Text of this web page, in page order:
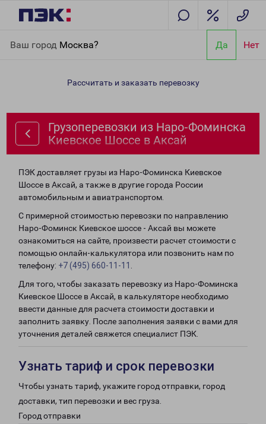
Ваш город Москва? Да Нет
Киевское Шоссе в Аксай
Рассчитать и заказать перевозку
Грузоперевозки из Наро-Фоминска
Киевское Шоссе в Аксай
ПЭК доставляет грузы из Наро-Фоминска Киевское
Шоссе в Аксай, а также в другие города России
автомобильным и авиатранспортом.
С примерной стоимостью перевозки по направлению
Наро-Фоминск Киевское шоссе - Аксай вы можете
ознакомиться на сайте, произвести расчет стоимости с
помощью онлайн-калькулятора или позвонить нам по
телефону: +7 (495) 660-11-11
Для того, чтобы заказать перевозку из Наро-Фоминска
Киевское Шоссе в Аксай, в калькуляторе необходимо
ввести данные для расчета стоимости доставки и
заполнить заявку. После заполнения заявки с вами для
уточнения деталей свяжется специалист ПЭК.
Узнать тариф и срок перевозки
Чтобы узнать тариф, укажите город отправки, город
доставки, тип перевозки и вес груза.
Город отправки